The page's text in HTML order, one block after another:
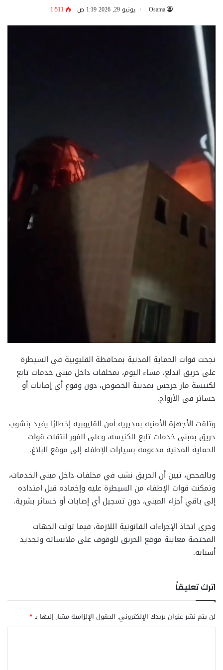
Osama يونيو 29, 2026 1:19 ص 1٬511
نجحت قوات الحماية المدنية بمحافظة القليوبية في السيطرة
على حريق اندلع، مساء اليوم، بمخلفات داخل مبنى خدمات تابع
لكنيسة مار جرجس بمدينة الخصوص، دون وقوع أي إصابات أو
خسائر في الأرواح.
وتلقت الأجهزة الأمنية بمديرية أمن القليوبية إخطارًا يفيد بنشوب
حريق بمبنى خدمات تابع للكنيسة، وعلى الفور انتقلت قوات
الحماية المدنية مدعومة بسيارات الإطفاء إلى موقع البلاغ.
وبالفحص، تبين أن الحريق نشب في مخلفات داخل مبنى الخدمات،
وتمكنت قوات الإطفاء من السيطرة عليه وإخماده قبل امتداده
إلى باقي أجزاء المبنى، دون تسجيل أي إصابات أو خسائر بشرية.
وجرى اتخاذ الإجراءات القانونية اللازمة، فيما تولت الجهات
المختصة معاينة موقع الحريق للوقوف على ملابساته وتحديد
أسبابه.
اترك تعليقاً
لن يتم نشر عنوان بريدك الإلكتروني. الحقول الإلزامية مشار إليها بـ*